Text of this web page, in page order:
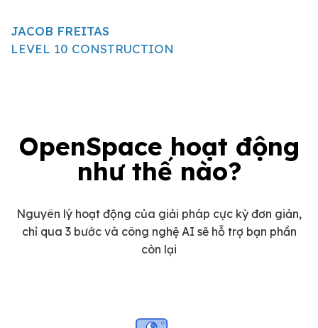
JACOB FREITAS
LEVEL 10 CONSTRUCTION
OpenSpace hoạt động
như thế nào?
Nguyên lý hoạt động của giải pháp cực kỳ đơn giản,
chỉ qua 3 bước và công nghệ AI sẽ hỗ trợ bạn phần
còn lại